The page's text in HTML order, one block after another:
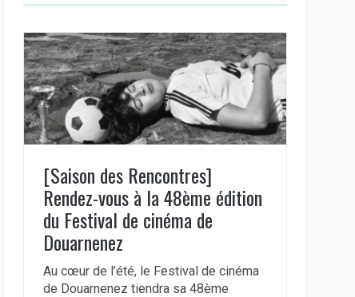
[Saison des Rencontres]
Rendez-vous à la 48ème édition
du Festival de cinéma de
Douarnenez
Au cœur de l’été, le Festival de cinéma
de Douarnenez tiendra sa 48ème